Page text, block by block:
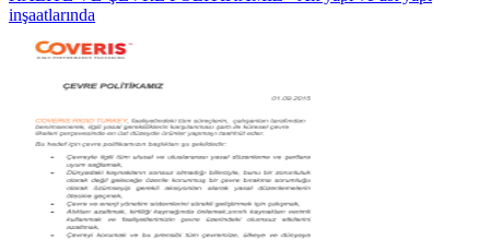
inşaatlarında